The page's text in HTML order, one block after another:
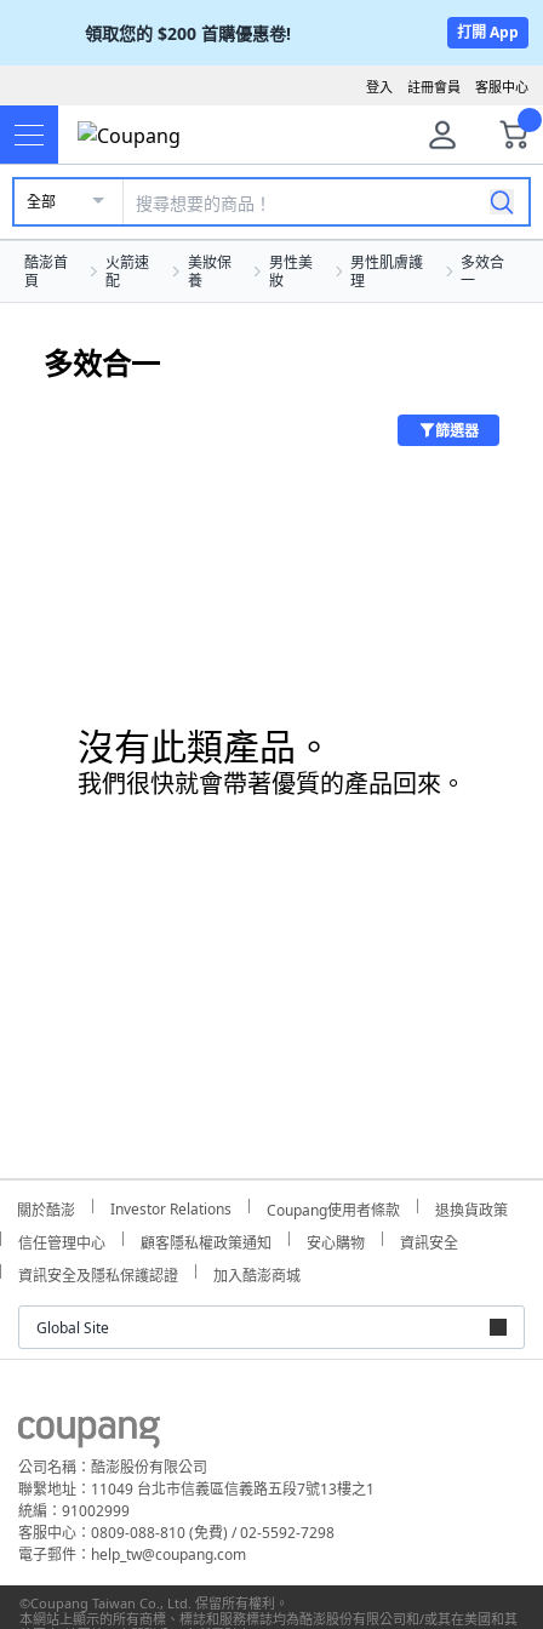
領取您的 $200 首購優惠卷! 打開 App
客服中心
註冊會員
登入
全部
酷澎首
頁
火箭速
配
美妝保
養
男性美
妝
男性肌膚護
理
多效合
一
多效合一
篩選器
沒有此類產品。
我們很快就會帶著優質的產品回來。
關於酷澎 Investor Relations Coupang使用者條款
退換貨政策
信任管理中心
顧客隱私權政策通知 安心購物
資訊安全
資訊安全及隱私保護認證
加入酷澎商城
Global Site
公司名稱：酷澎股份有限公司
聯繫地址：11049 台北市信義區信義路五段7號13樓之1
統編：91002999
客服中心：0809-088-810 (免費) / 02-5592-7298
電子郵件：help_tw@coupang.com
©Coupang Taiwan Co., Ltd. 保留所有權利。
本網站上顯示的所有商標、標誌和服務標誌均為酷澎股份有限公司和/或其在美國和其